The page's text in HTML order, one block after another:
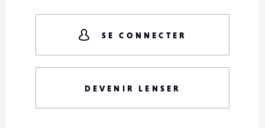
SE CONNECTER
DEVENIR LENSER